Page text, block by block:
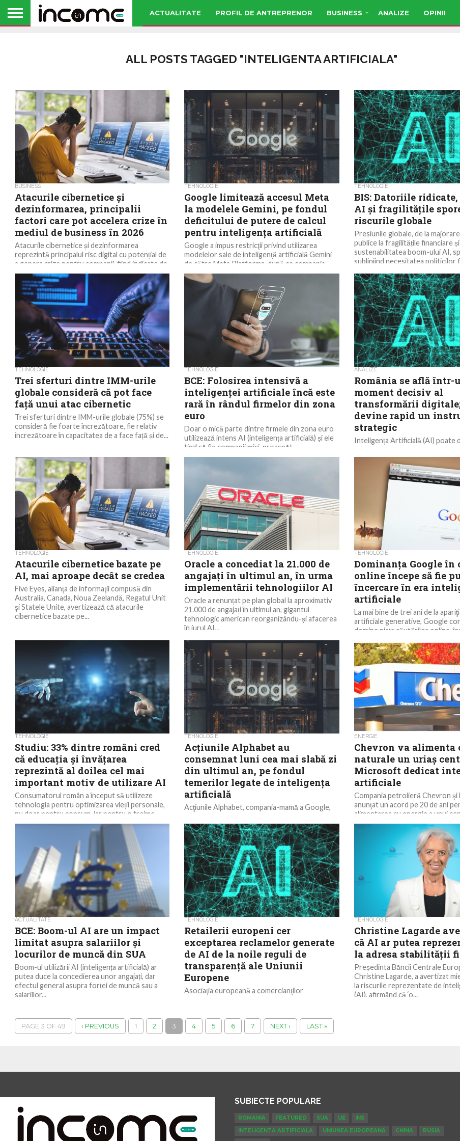
ACTUALITATE PROFIL DE ANTREPRENOR BUSINESS ANALIZE OPINII
ALL POSTS TAGGED "INTELIGENTA ARTIFICIALA"
BUSINESS
Atacurile cibernetice și
dezinformarea, principalii
factori care pot accelera crize în
mediul de business în 2026
Atacurile cibernetice și dezinformarea
reprezintă principalul risc digital cu potențial de
a genera crize pentru companii, fiind indicate de
aproape 70% dintre...
TEHNOLOGIE
Google limitează accesul Meta
la modelele Gemini, pe fondul
deficitului de putere de calcul
pentru inteligenţa artificială
Google a impus restricţii privind utilizarea
modelelor sale de inteligenţă artificială Gemini
de către Meta Platforms, după ce compania
condusă de Mark...
TEHNOLOGIE
BIS: Datoriile
AI și fragilitățile
riscurile globale
Presiunile globale, de la
publice la fragilitățile financiare și
sustenabilitatea boom-ului AI,
subliniind necesitatea politicilor
TEHNOLOGIE
Trei sferturi dintre IMM-urile
globale consideră că pot face
față unui atac cibernetic
Trei sferturi dintre IMM-urile globale (75%) se
consideră fie foarte încrezătoare, fie relativ
încrezătoare în capacitatea de a face față și de...
TEHNOLOGIE
BCE: Folosirea intensivă a
inteligenței artificiale încă este
rară în rândul firmelor din zona
euro
Doar o mică parte dintre firmele din zona euro
utilizează intens AI (inteligența artificială) și ele
tind să fie companii mici, proaspăt...
ANALIZE
România se află într-
moment decisiv al
transformării
devine rapid un
strategic
Inteligența Artificială (AI) poate
pentru România, iar acest
strategic pentru economie,...
TEHNOLOGIE
Atacurile cibernetice bazate pe
AI, mai aproape decât se credea
Five Eyes, alianţa de informaţii compusă din
Australia, Canada, Noua Zeelandă, Regatul Unit
şi Statele Unite, avertizează că atacurile
cibernetice bazate pe...
TEHNOLOGIE
Oracle a concediat la 21.000 de
angajați în ultimul an, în urma
implementării tehnologiilor AI
Oracle a renunțat pe plan global la aproximativ
21.000 de angajați în ultimul an, gigantul
tehnologic american reorganizându-și afacerea
în jurul AI...
TEHNOLOGIE
Dominanţa Google în
online începe să fie
încercare în era
artificiale
La mai bine de trei ani de la
artificiale generative, Google
domine piaţa căutărilor online,
TEHNOLOGIE
Studiu: 33% dintre români cred
că educația și învățarea
reprezintă al doilea cel mai
important motiv de utilizare AI
Consumatorul român a început să utilizeze
tehnologia pentru optimizarea vieții personale,
nu doar pentru consum, iar pentru o treime
(33%) dintre cei...
TEHNOLOGIE
Acţiunile Alphabet au
consemnat luni cea mai slabă zi
din ultimul an, pe fondul
temerilor legate de inteligenţa
artificială
Acţiunile Alphabet, compania-mamă a Google,
cea mai mare pierdere zilnică din ultimul an.
Investitorii sunt...
ENERGIE
Chevron va alimenta
naturale un uriaş
Microsoft dedicat
artificiale
Compania petrolieră Chevron
anunţat un acord pe 20 de ani
alimentarea cu energie a unui
ACTUALITATE
BCE: Boom-ul AI are un impact
limitat asupra salariilor și
locurilor de muncă din SUA
Boom-ul utilizării AI (inteligența artificială) ar
putea duce la concedierea unor angajați, dar
efectul general asupra forței de muncă sau a
salariilor...
TEHNOLOGIE
Retailerii europeni cer
exceptarea reclamelor generate
de AI de la noile reguli de
transparenţă ale Uniunii
Europene
Asociaţia europeană a comercianţilor
să excepteze reclamele generate cu...
TEHNOLOGIE
Christine Lagarde
că AI ar putea
la adresa stabilității
Președinta Băncii Centrale
Christine Lagarde, a avertizat
la riscurile reprezentate de
(AI), afirmând că ‘o...
PAGE 3 OF 49 ‹ PREVIOUS 1 2 3 4 5 6 7 NEXT › LAST »
SUBIECTE POPULARE
ROMANIA FEATURED SUA UE
INS
INTELIGENTA ARTIFICIALA
UNIUNEA EUROPEANA CHINA
RUSIA